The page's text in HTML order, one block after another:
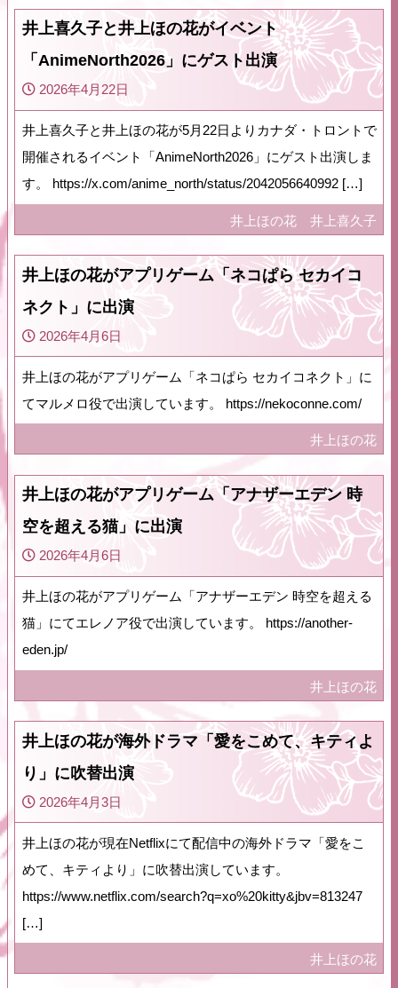
井上喜久子と井上ほの花がイベント
「AnimeNorth2026」にゲスト出演
2026年4月22日
井上喜久子と井上ほの花が5月22日よりカナダ・トロントで
開催されるイベント「AnimeNorth2026」にゲスト出演しま
す。 https://x.com/anime_north/status/2042056640992 […]
井上ほの花 井上喜久子
井上ほの花がアプリゲーム「ネコぱら セカイコ
ネクト」に出演
2026年4月6日
井上ほの花がアプリゲーム「ネコぱら セカイコネクト」に
てマルメロ役で出演しています。 https://nekoconne.com/
井上ほの花
井上ほの花がアプリゲーム「アナザーエデン 時
空を超える猫」に出演
2026年4月6日
井上ほの花がアプリゲーム「アナザーエデン 時空を超える
猫」にてエレノア役で出演しています。 https://another-
eden.jp/
井上ほの花
井上ほの花が海外ドラマ「愛をこめて、キティよ
り」に吹替出演
2026年4月3日
井上ほの花が現在Netflixにて配信中の海外ドラマ「愛をこ
めて、キティより」に吹替出演しています。
https://www.netflix.com/search?q=xo%20kitty&jbv=813247
[…]
井上ほの花